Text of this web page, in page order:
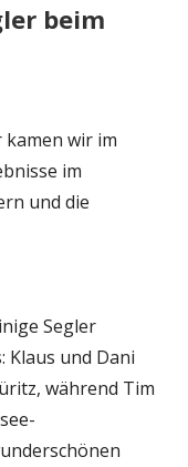
beim
kamen wir im
im
und die
Segler
Klaus und Dani
während Tim